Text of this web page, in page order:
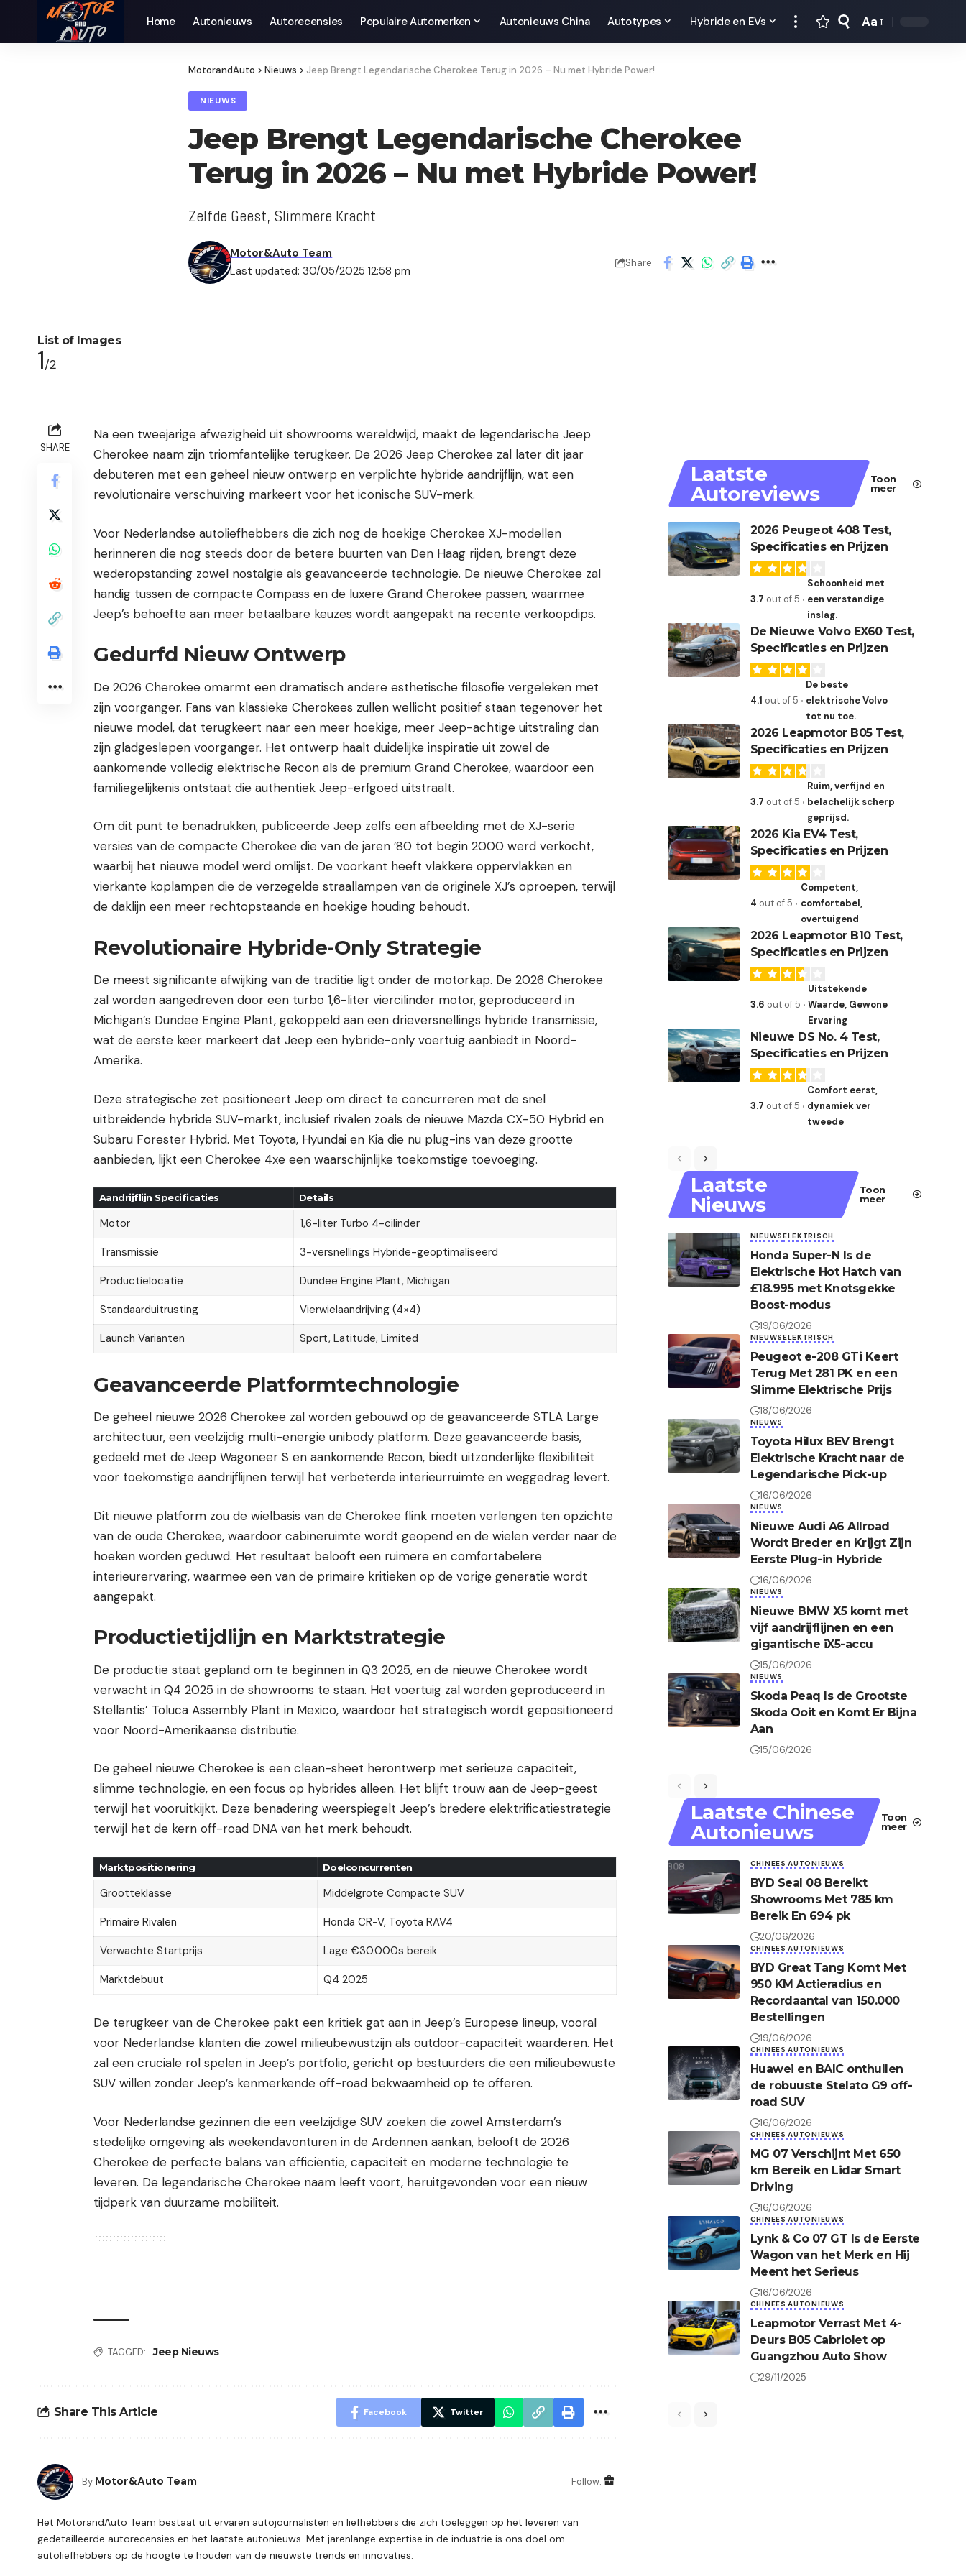
Home Autonieuws Auto­recensies Populaire Automerken Autonieuws China Autotypes Hybride en EVs Aa
MotorandAuto > Nieuws > Jeep Brengt Legendarische Cherokee Terug in 2026 – Nu met Hybride Power!
NIEUWS
Jeep Brengt Legendarische Cherokee
Terug in 2026 – Nu met Hybride Power!
Zelfde Geest, Slimmere Kracht
Last updated: 30/05/2025 12:58 pm
Motor&Auto Team
Share
List of Images
1/2
SHARE
Na een tweejarige afwezigheid uit showrooms wereldwijd, maakt de legendarische Jeep
Cherokee naam zijn triomfantelijke terugkeer. De 2026 Jeep Cherokee zal later dit jaar
debuteren met een geheel nieuw ontwerp en verplichte hybride aandrijflijn, wat een
revolutionaire verschuiving markeert voor het iconische SUV-merk.
Voor Nederlandse autoliefhebbers die zich nog de hoekige Cherokee XJ-modellen
herinneren die nog steeds door de betere buurten van Den Haag rijden, brengt deze
wederopstanding zowel nostalgie als geavanceerde technologie. De nieuwe Cherokee zal
handig tussen de compacte Compass en de luxere Grand Cherokee passen, waarmee
Jeep’s behoefte aan meer betaalbare keuzes wordt aangepakt na recente verkoopdips.
Gedurfd Nieuw Ontwerp
De 2026 Cherokee omarmt een dramatisch andere esthetische filosofie vergeleken met
zijn voorganger. Fans van klassieke Cherokees zullen wellicht positief staan tegenover het
nieuwe model, dat terugkeert naar een meer hoekige, meer Jeep-achtige uitstraling dan
zijn gladgeslepen voorganger. Het ontwerp haalt duidelijke inspiratie uit zowel de
aankomende volledig elektrische Recon als de premium Grand Cherokee, waardoor een
familiegelijkenis ontstaat die authentiek Jeep-erfgoed uitstraalt.
Om dit punt te benadrukken, publiceerde Jeep zelfs een afbeelding met de XJ-serie
versies van de compacte Cherokee die van de jaren ’80 tot begin 2000 werd verkocht,
waarbij het nieuwe model werd omlijst. De voorkant heeft vlakkere oppervlakken en
vierkante koplampen die de verzegelde straallampen van de originele XJ’s oproepen, terwijl
de daklijn een meer rechtopstaande en hoekige houding behoudt.
Revolutionaire Hybride-Only Strategie
De meest significante afwijking van de traditie ligt onder de motorkap. De 2026 Cherokee
zal worden aangedreven door een turbo 1,6-liter viercilinder motor, geproduceerd in
Michigan’s Dundee Engine Plant, gekoppeld aan een drieversnellings hybride transmissie,
wat de eerste keer markeert dat Jeep een hybride-only voertuig aanbiedt in Noord-
Amerika.
Deze strategische zet positioneert Jeep om direct te concurreren met de snel
uitbreidende hybride SUV-markt, inclusief rivalen zoals de nieuwe Mazda CX-50 Hybrid en
Subaru Forester Hybrid. Met Toyota, Hyundai en Kia die nu plug-ins van deze grootte
aanbieden, lijkt een Cherokee 4xe een waarschijnlijke toekomstige toevoeging.
Aandrijflijn Specificaties Details
Motor
1,6-liter Turbo 4-cilinder
Transmissie
3-versnellings Hybride-geoptimaliseerd
Productielocatie
Dundee Engine Plant, Michigan
Standaarduitrusting
Vierwielaandrijving (4×4)
Launch Varianten
Sport, Latitude, Limited
Geavanceerde Platformtechnologie
De geheel nieuwe 2026 Cherokee zal worden gebouwd op de geavanceerde STLA Large
architectuur, een veelzijdig multi-energie unibody platform. Deze geavanceerde basis,
gedeeld met de Jeep Wagoneer S en aankomende Recon, biedt uitzonderlijke flexibiliteit
voor toekomstige aandrijflijnen terwijl het verbeterde interieurruimte en weggedrag levert.
Dit nieuwe platform zou de wielbasis van de Cherokee flink moeten verlengen ten opzichte
van de oude Cherokee, waardoor cabineruimte wordt geopend en de wielen verder naar de
hoeken worden geduwd. Het resultaat belooft een ruimere en comfortabelere
interieurervaring, waarmee een van de primaire kritieken op de vorige generatie wordt
aangepakt.
Productietijdlijn en Marktstrategie
De productie staat gepland om te beginnen in Q3 2025, en de nieuwe Cherokee wordt
verwacht in Q4 2025 in de showrooms te staan. Het voertuig zal worden geproduceerd in
Stellantis’ Toluca Assembly Plant in Mexico, waardoor het strategisch wordt gepositioneerd
voor Noord-Amerikaanse distributie.
De geheel nieuwe Cherokee is een clean-sheet herontwerp met serieuze capaciteit,
slimme technologie, en een focus op hybrides alleen. Het blijft trouw aan de Jeep-geest
terwijl het vooruitkijkt. Deze benadering weerspiegelt Jeep’s bredere elektrificatiestrategie
terwijl het de kern off-road DNA van het merk behoudt.
Marktpositionering Doelconcurrenten
Grootteklasse
Middelgrote Compacte SUV
Primaire Rivalen
Honda CR-V, Toyota RAV4
Verwachte Startprijs
Lage €30.000s bereik
Marktdebuut
Q4 2025
De terugkeer van de Cherokee pakt een kritiek gat aan in Jeep’s Europese lineup, vooral
voor Nederlandse klanten die zowel milieubewustzijn als outdoor-capaciteit waarderen. Het
zal een cruciale rol spelen in Jeep’s portfolio, gericht op bestuurders die een milieubewuste
SUV willen zonder Jeep’s kenmerkende off-road bekwaamheid op te offeren.
Voor Nederlandse gezinnen die een veelzijdige SUV zoeken die zowel Amsterdam’s
stedelijke omgeving als weekendavonturen in de Ardennen aankan, belooft de 2026
Cherokee de perfecte balans van efficiëntie, capaciteit en moderne technologie te
leveren. De legendarische Cherokee naam leeft voort, heruitgevonden voor een nieuw
tijdperk van duurzame mobiliteit.
TAGGED: Jeep Nieuws
Share This Article Facebook Twitter
By Motor&Auto Team Follow:
Het MotorandAuto Team bestaat uit ervaren autojournalisten en liefhebbers die zich toeleggen op het leveren van
gedetailleerde autorecensies en het laatste autonieuws. Met jarenlange expertise in de industrie is ons doel om
autoliefhebbers op de hoogte te houden van de nieuwste trends en innovaties.
Laatste
Autoreviews
Toon
meer
2026 Peugeot 408 Test,
Specificaties en Prijzen
3.7 out of 5
Schoonheid met
een verstandige
inslag.
De Nieuwe Volvo EX60 Test,
Specificaties en Prijzen
4.1 out of 5
De beste
elektrische Volvo
tot nu toe.
2026 Leapmotor B05 Test,
Specificaties en Prijzen
3.7 out of 5
Ruim, verfijnd en
belachelijk scherp
geprijsd.
2026 Kia EV4 Test,
Specificaties en Prijzen
4 out of 5
Competent,
comfortabel,
overtuigend
2026 Leapmotor B10 Test,
Specificaties en Prijzen
3.6 out of 5
Uitstekende
Waarde, Gewone
Ervaring
Nieuwe DS No. 4 Test,
Specificaties en Prijzen
3.7 out of 5
Comfort eerst,
dynamiek ver
tweede
Laatste
Nieuws
Toon
meer
NIEUWSELEKTRISCH
Honda Super-N Is de
Elektrische Hot Hatch van
£18.995 met Knotsgekke
Boost-modus
19/06/2026
NIEUWSELEKTRISCH
Peugeot e-208 GTi Keert
Terug Met 281 PK en een
Slimme Elektrische Prijs
18/06/2026
NIEUWS
Toyota Hilux BEV Brengt
Elektrische Kracht naar de
Legendarische Pick-up
16/06/2026
NIEUWS
Nieuwe Audi A6 Allroad
Wordt Breder en Krijgt Zijn
Eerste Plug-in Hybride
16/06/2026
NIEUWS
Nieuwe BMW X5 komt met
vijf aandrijflijnen en een
gigantische iX5-accu
15/06/2026
NIEUWS
Skoda Peaq Is de Grootste
Skoda Ooit en Komt Er Bijna
Aan
15/06/2026
Laatste Chinese
Autonieuws
Toon
meer
CHINEES AUTONIEUWS
BYD Seal 08 Bereikt
Showrooms Met 785 km
Bereik En 694 pk
20/06/2026
CHINEES AUTONIEUWS
BYD Great Tang Komt Met
950 KM Actieradius en
Recordaantal van 150.000
Bestellingen
19/06/2026
CHINEES AUTONIEUWS
Huawei en BAIC onthullen
de robuuste Stelato G9 off-
road SUV
16/06/2026
CHINEES AUTONIEUWS
MG 07 Verschijnt Met 650
km Bereik en Lidar Smart
Driving
16/06/2026
CHINEES AUTONIEUWS
Lynk & Co 07 GT Is de Eerste
Wagon van het Merk en Hij
Meent het Serieus
16/06/2026
CHINEES AUTONIEUWS
Leapmotor Verrast Met 4-
Deurs B05 Cabriolet op
Guangzhou Auto Show
29/11/2025